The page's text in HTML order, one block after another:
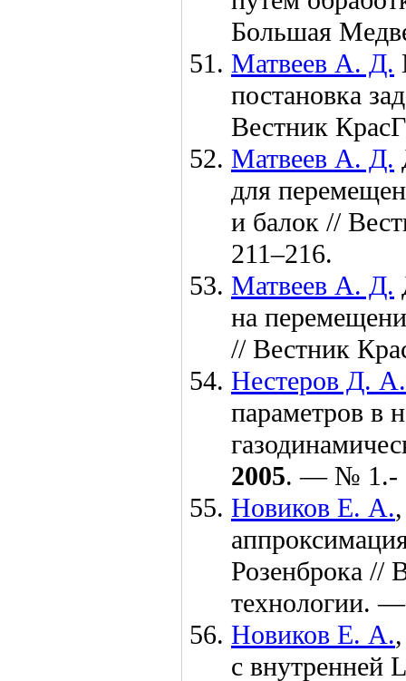
Большая
Матвеев А. Д.
постановка
Вестник
Матвеев А. Д.
для
и балок //
211–216.
Матвеев А. Д.
на
// Вестник
Нестеров Д. А.
параметров в
2005. — № 1.-
Новиков Е. А.
Розенброка //
технологии.
Новиков Е. А.
с внутренней